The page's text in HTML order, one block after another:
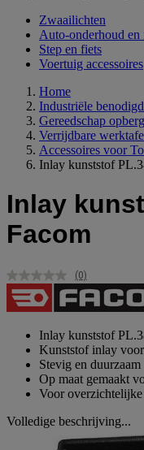
Zwaailichten
Auto-onderhoud en
Step en fiets
Voertuig accessoires
Home
Industriële
Gereedschap
Verrijdbare
Accessoires voor
Inlay kunststof
Inlay
Facom
Geen
scorewaarde.
Dezelfde
(0)
Inlay kunststof
Kunststof inlay
Stevig en duurzaam
Op maat gemaakt
Voor overzichtelijke
Volledige beschrijving...